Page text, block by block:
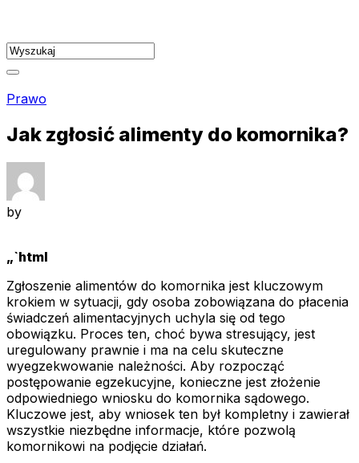
content
Prawo
Jak zgłosić alimenty do komornika?
by
„`html
Zgłoszenie alimentów do komornika jest kluczowym
krokiem w sytuacji, gdy osoba zobowiązana do płacenia
świadczeń alimentacyjnych uchyla się od tego
obowiązku. Proces ten, choć bywa stresujący, jest
uregulowany prawnie i ma na celu skuteczne
wyegzekwowanie należności. Aby rozpocząć
postępowanie egzekucyjne, konieczne jest złożenie
odpowiedniego wniosku do komornika sądowego.
Kluczowe jest, aby wniosek ten był kompletny i zawierał
wszystkie niezbędne informacje, które pozwolą
komornikowi na podjęcie działań.